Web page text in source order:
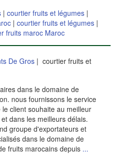
| courtier fruits et légumes |
| courtier fruits et légumes |
fruits maroc Maroc
De Gros| courtier fruits et
dans le domaine de
nous fournissons le service
client souhaite au meilleur
dans les meilleurs délais.
groupe d'exportateurs et
dans le domaine de
fruits marocains depuis ...